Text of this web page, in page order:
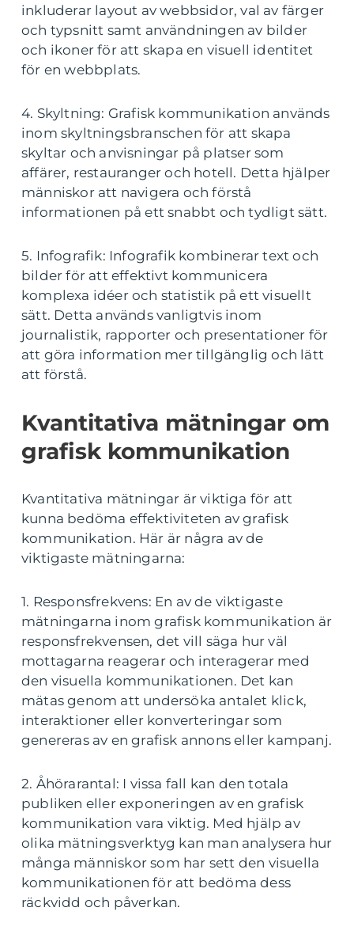
inkluderar layout av webbsidor, val av färger
och typsnitt samt användningen av bilder
och ikoner för att skapa en visuell identitet
för en webbplats.
4. Skyltning: Grafisk kommunikation används
inom skyltningsbranschen för att skapa
skyltar och anvisningar på platser som
affärer, restauranger och hotell. Detta hjälper
människor att navigera och förstå
informationen på ett snabbt och tydligt sätt.
5. Infografik: Infografik kombinerar text och
bilder för att effektivt kommunicera
komplexa idéer och statistik på ett visuellt
sätt. Detta används vanligtvis inom
journalistik, rapporter och presentationer för
att göra information mer tillgänglig och lätt
att förstå.
Kvantitativa mätningar om
grafisk kommunikation
Kvantitativa mätningar är viktiga för att
kunna bedöma effektiviteten av grafisk
kommunikation. Här är några av de
viktigaste mätningarna:
1. Responsfrekvens: En av de viktigaste
mätningarna inom grafisk kommunikation är
responsfrekvensen, det vill säga hur väl
mottagarna reagerar och interagerar med
den visuella kommunikationen. Det kan
mätas genom att undersöka antalet klick,
interaktioner eller konverteringar som
genereras av en grafisk annons eller kampanj.
2. Åhörarantal: I vissa fall kan den totala
publiken eller exponeringen av en grafisk
kommunikation vara viktig. Med hjälp av
olika mätningsverktyg kan man analysera hur
många människor som har sett den visuella
kommunikationen för att bedöma dess
räckvidd och påverkan.